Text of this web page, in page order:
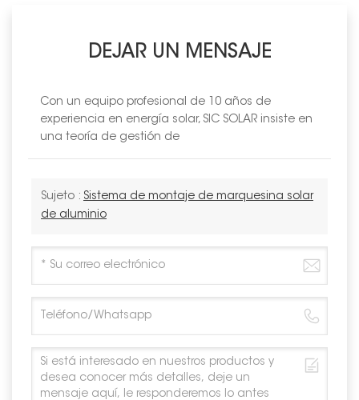
DEJAR UN MENSAJE
Con un equipo profesional de 10 años de
experiencia en energía solar, SIC SOLAR insiste en
una teoría de gestión de
Sujeto : Sistema de montaje de marquesina solar
de aluminio